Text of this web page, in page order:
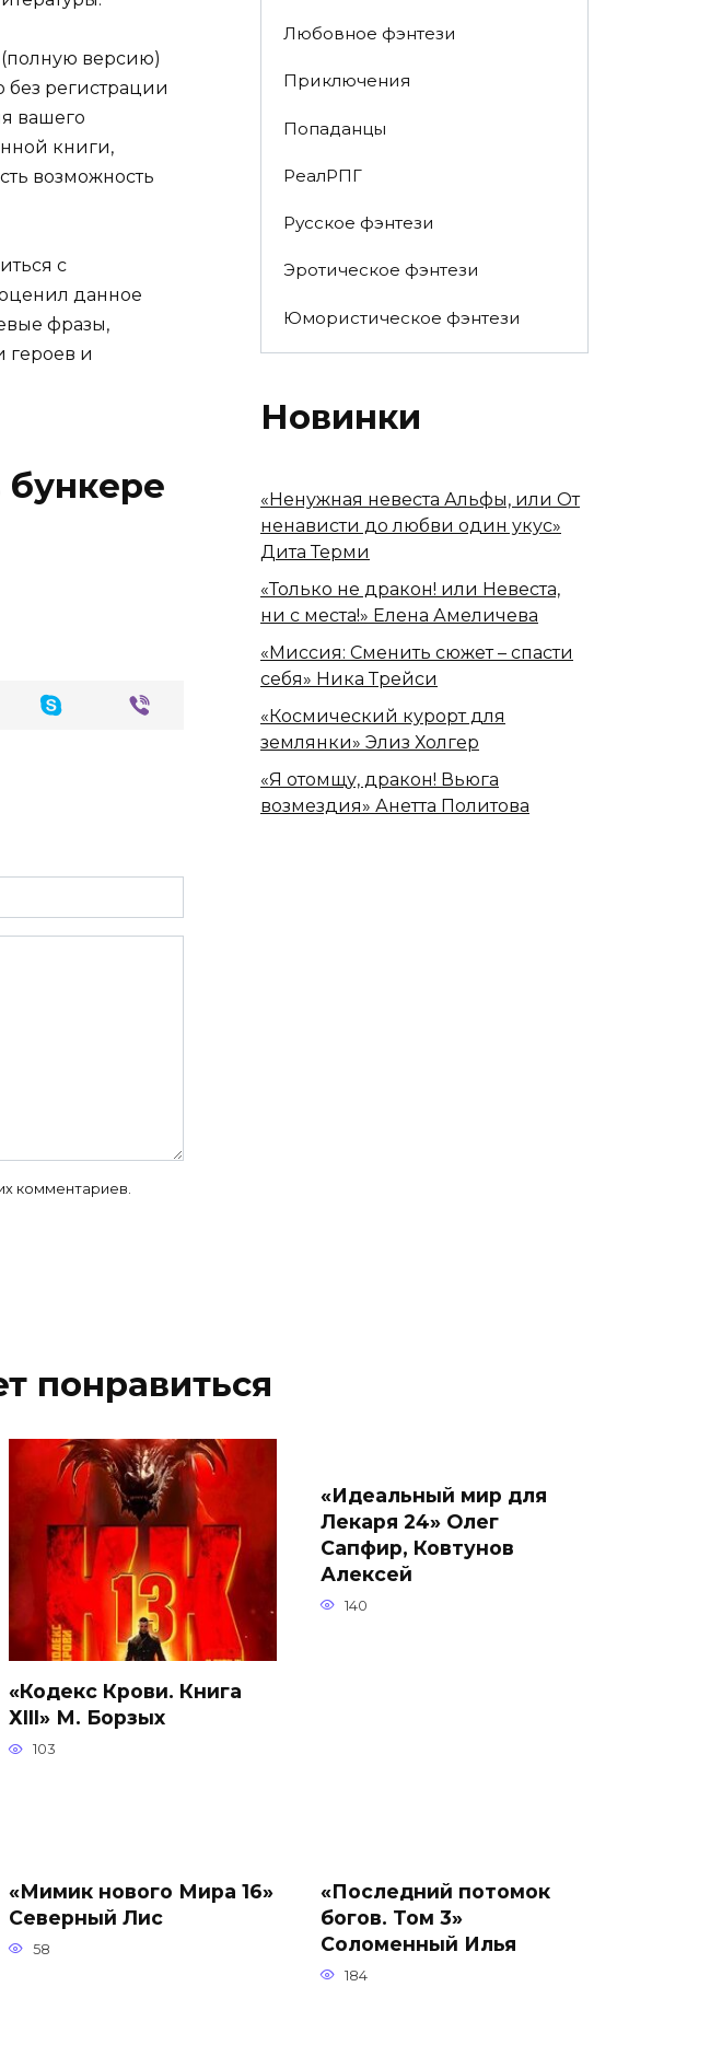
(полную версию)
без регистрации
вашего
книги,
возможность
с
данное
фразы,
героев и
бункере
комментариев.
Любовное фэнтези
Приключения
Попаданцы
РеалРПГ
Русское фэнтези
Эротическое фэнтези
Юмористическое фэнтези
Новинки
«Ненужная невеста Альфы, или От
ненависти до любви один укус»
Дита Терми
«Только не дракон! или Невеста,
ни с места!» Елена Амеличева
«Миссия: Сменить сюжет – спасти
себя» Ника Трейси
«Космический курорт для
землянки» Элиз Холгер
«Я отомщу, дракон! Вьюга
возмездия» Анетта Политова
понравиться
«Кодекс Крови. Книга
ХIII» М. Борзых
103
«Идеальный мир для
Лекаря 24» Олег
Сапфир, Ковтунов
Алексей
140
«Мимик нового Мира 16»
Северный Лис
58
«Последний потомок
богов. Том 3»
Соломенный Илья
184